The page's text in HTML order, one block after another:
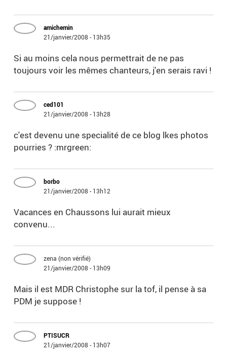
amichemin
21/janvier/2008 - 13h35
Si au moins cela nous permettrait de ne pas
toujours voir les mêmes chanteurs, j'en serais ravi !
ced101
21/janvier/2008 - 13h28
c'est devenu une specialité de ce blog lkes photos
pourries ? :mrgreen:
borbo
21/janvier/2008 - 13h12
Vacances en Chaussons lui aurait mieux
convenu...
zena (non vérifié)
21/janvier/2008 - 13h09
Mais il est MDR Christophe sur la tof, il pense à sa
PDM je suppose !
PTISUCR
21/janvier/2008 - 13h07